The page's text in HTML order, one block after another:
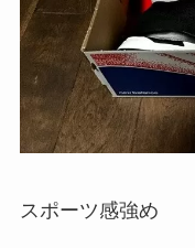
スポーツ感強め